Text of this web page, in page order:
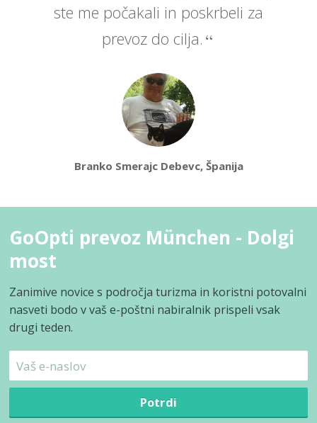
ste me počakali in poskrbeli za
prevoz do cilja.
Branko Smerajc Debevc, Španija
GoOpti prevoz München - Dolgi
most
Zanimive novice s področja turizma in koristni potovalni
nasveti bodo v vaš e-poštni nabiralnik prispeli vsak
drugi teden.
Potrdi